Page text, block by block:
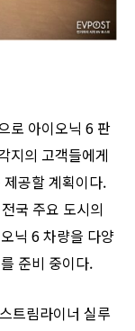
로 아이오닉 6 판
지의 고객들에게
공할 계획이다.
국 주요 도시의
닉 6 차량을 다양
준비 중이다.
트림라이너 실루